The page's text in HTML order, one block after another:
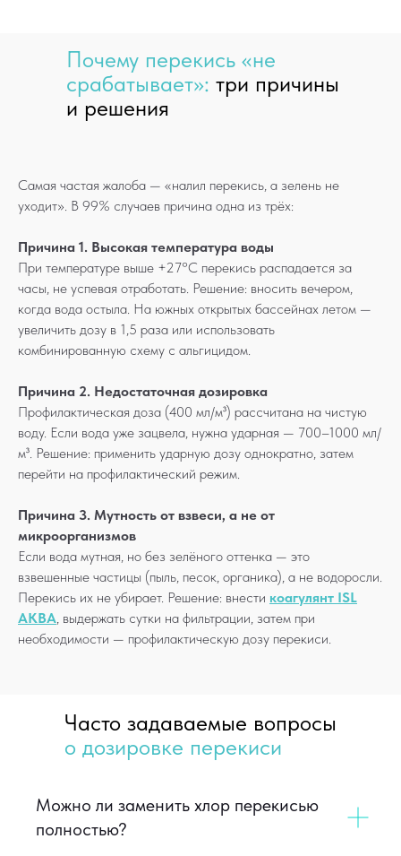
Почему перекись «не
срабатывает»: три причины
и решения
Самая частая жалоба — «налил перекись, а зелень не
уходит». В 99% случаев причина одна из трёх:
Причина 1. Высокая температура воды
При температуре выше +27°C перекись распадается за
часы, не успевая отработать. Решение: вносить вечером,
когда вода остыла. На южных открытых бассейнах летом —
увеличить дозу в 1,5 раза или использовать
комбинированную схему с альгицидом.
Причина 2. Недостаточная дозировка
Профилактическая доза (400 мл/м³) рассчитана на чистую
воду. Если вода уже зацвела, нужна ударная — 700–1000 мл/
м³. Решение: применить ударную дозу однократно, затем
перейти на профилактический режим.
Причина 3. Мутность от взвеси, а не от
микроорганизмов
Если вода мутная, но без зелёного оттенка — это
взвешенные частицы (пыль, песок, органика), а не водоросли.
Перекись их не убирает. Решение: внести коагулянт ISL
AKВА, выдержать сутки на фильтрации, затем при
необходимости — профилактическую дозу перекиси.
Часто задаваемые вопросы
о дозировке перекиси
Можно ли заменить хлор перекисью
полностью?